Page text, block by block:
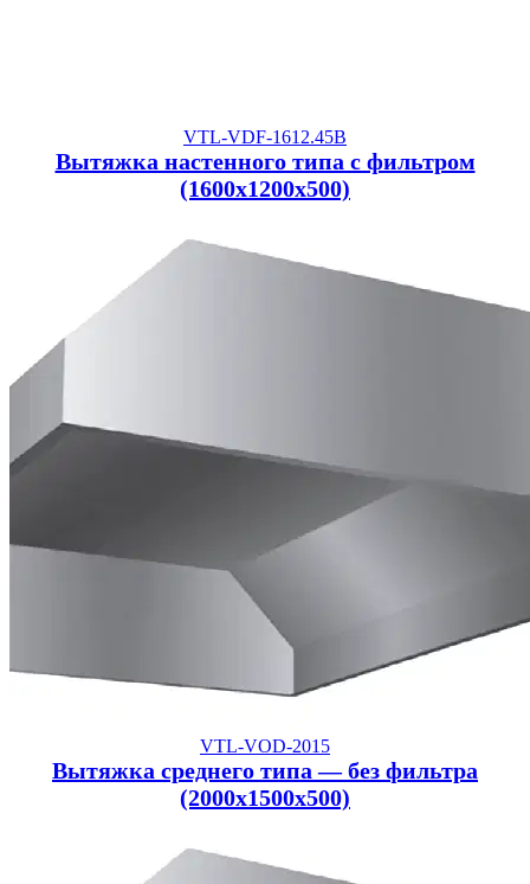
VTL-VDF-1612.45B
Вытяжка настенного типа с фильтром
(1600x1200x500)
VTL-VOD-2015
Вытяжка среднего типа — без фильтра
(2000x1500x500)